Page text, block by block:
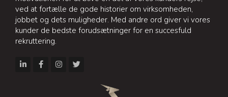
ved at fortælle de gode historier om virksomheden,
jobbet og dets muligheder. Med andre ord giver vi vores
kunder de bedste forudsætninger for en succesfuld
rekruttering.
i
F
a
I
n
T
w